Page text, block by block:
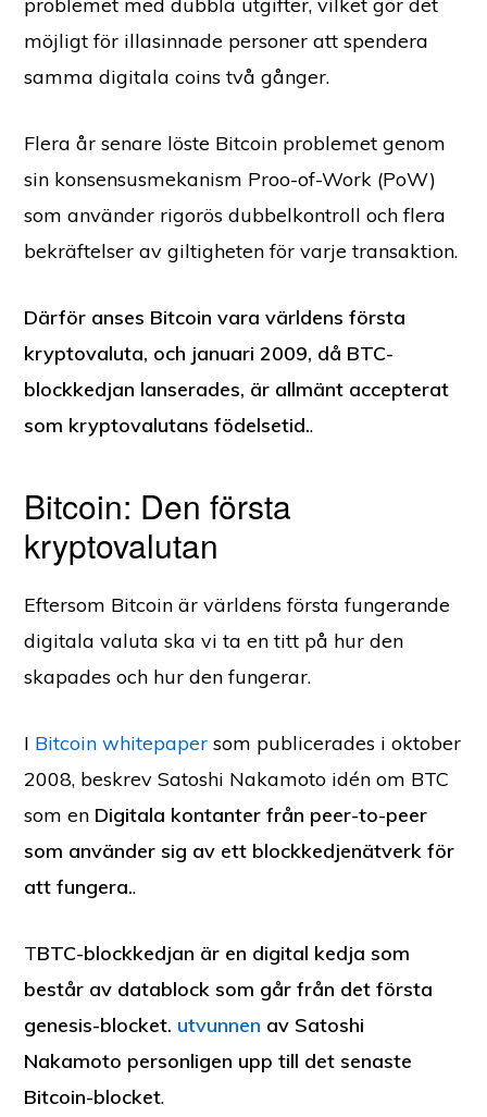
möjligt för illasinnade personer att spendera
samma digitala coins två gånger.
Flera år senare löste Bitcoin problemet genom
sin konsensusmekanism Proo-of-Work (PoW)
som använder rigorös dubbelkontroll och flera
bekräftelser av giltigheten för varje transaktion.
Därför anses Bitcoin vara världens första
kryptovaluta, och januari 2009, då BTC-
blockkedjan lanserades, är allmänt accepterat
som kryptovalutans födelsetid..
Bitcoin: Den första
kryptovalutan
Eftersom Bitcoin är världens första fungerande
digitala valuta ska vi ta en titt på hur den
skapades och hur den fungerar.
I Bitcoin whitepaper som publicerades i oktober
2008, beskrev Satoshi Nakamoto idén om BTC
som en Digitala kontanter från peer-to-peer
som använder sig av ett blockkedjenätverk för
att fungera..
TBTC-blockkedjan är en digital kedja som
består av datablock som går från det första
genesis-blocket. utvunnen av Satoshi
Nakamoto personligen upp till det senaste
Bitcoin-blocket.